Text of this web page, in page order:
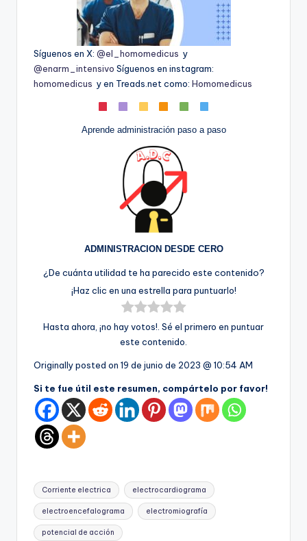
Síguenos en X: @el_homomedicus y
@enarm_intensivo Síguenos en instagram:
homomedicus y en Treads.net como: Homomedicus
Aprende administración paso a paso
ADMINISTRACION DESDE CERO
¿De cuánta utilidad te ha parecido este contenido?
¡Haz clic en una estrella para puntuarlo!
Hasta ahora, ¡no hay votos!. Sé el primero en puntuar
este contenido.
Originally posted on 19 de junio de 2023 @ 10:54 AM
Si te fue útil este resumen, compártelo por favor!
Etiquetas:
Corriente electrica electrocardiograma
electroencefalograma electromiografía
potencial de acción